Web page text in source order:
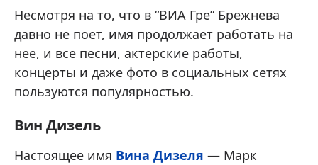
Несмотря на то, что в “ВИА Гре” Брежнева
давно не поет, имя продолжает работать на
нее, и все песни, актерские работы,
концерты и даже фото в социальных сетях
пользуются популярностью.
Вин Дизель
Настоящее имя Вина Дизеля — Марк